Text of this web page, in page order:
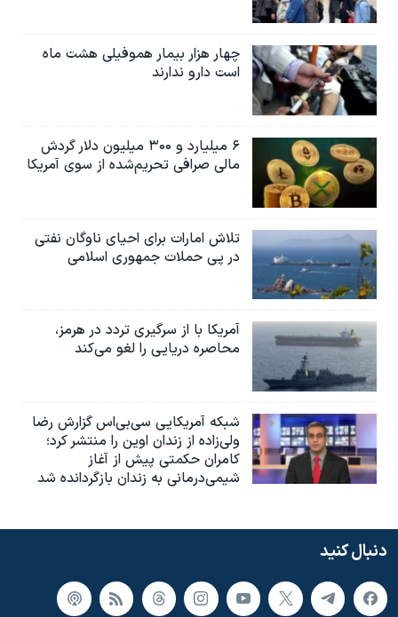
چهار هزار بیمار هموفیلی هشت ماه
است دارو ندارند
۶ میلیارد و ۳۰۰ میلیون دلار گردش
مالی صرافی تحریم‌شده از سوی آمریکا
تلاش امارات برای احیای ناوگان نفتی
در پی حملات جمهوری اسلامی
آمریکا با از سرگیری تردد در هرمز،
محاصره دریایی را لغو می‌کند
شبکه آمریکایی سی‌بی‌‌اس گزارش رضا
ولی‌زاده از زندان اوین را منتشر کرد؛
کامران حکمتی پیش از آغاز
شیمی‌درمانی به زندان بازگردانده شد
دنبال کنید